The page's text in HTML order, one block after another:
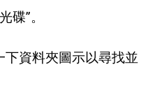
碟”。
下資料夾圖示以尋找並